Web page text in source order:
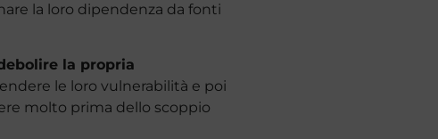
la loro dipendenza da fonti
la propria
le loro vulnerabilità e poi
molto prima dello scoppio